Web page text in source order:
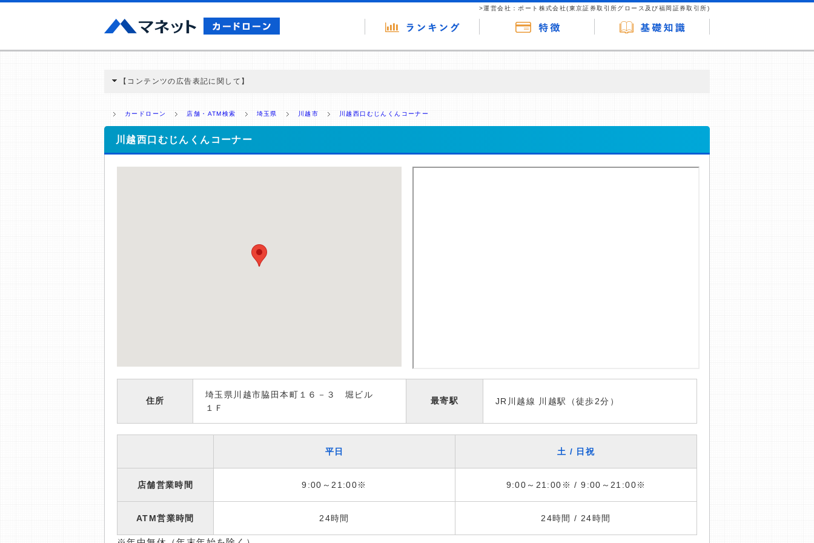
>運営会社：ポート株式会社(東京証券取引所グロース及び福岡証券取引所)
【コンテンツの広告表記に関して】
ミ収集などに基づき、公平性を担保した情報提供を行っています。
>提携企業一覧
カードローン 店舗・ATM検索 埼玉県 川越市 川越西口むじんくんコーナー
川越西口むじんくんコーナー
住所
埼玉県川越市脇田本町１６－３ 堀ビル
１Ｆ
最寄駅 JR川越線 川越駅（徒歩2分）
平日 土 / 日祝
店舗営業時間 9:00～21:00※ 9:00～21:00※ / 9:00～21:00※
ATM営業時間 24時間 24時間 / 24時間